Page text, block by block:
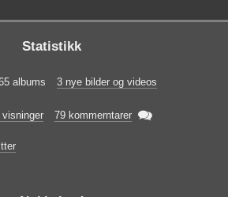
Statistikk
albums 3 nye bilder og videos
79 kommerntarer 